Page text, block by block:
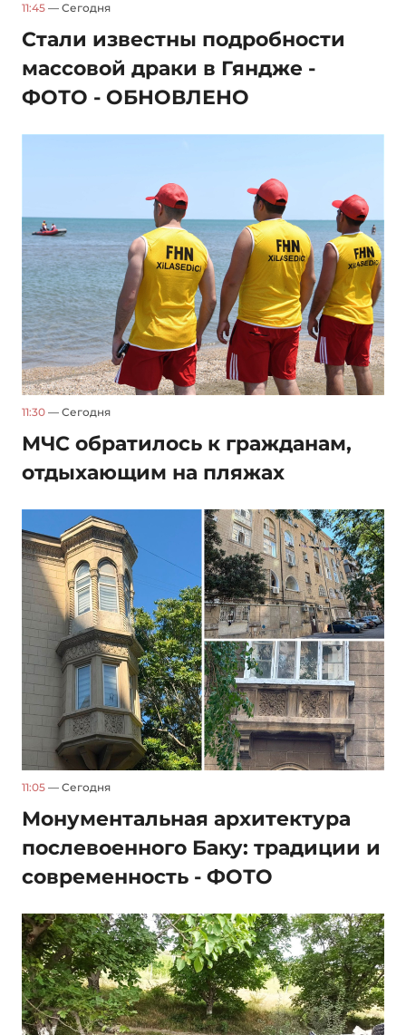
11:45 — Сегодня
Стали известны подробности
массовой драки в Гяндже -
ФОТО - ОБНОВЛЕНО
11:30 — Сегодня
МЧС обратилось к гражданам,
отдыхающим на пляжах
11:05 — Сегодня
Монументальная архитектура
послевоенного Баку: традиции и
современность - ФОТО